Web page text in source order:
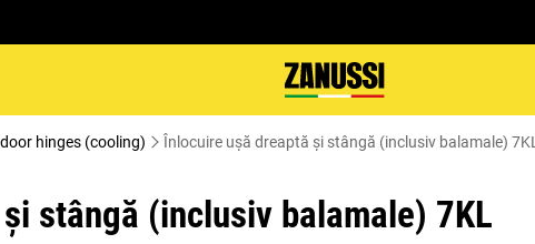
hinges (cooling) Înlocuire ușă dreaptă și stângă (inclusiv balamale) 7KL
stângă (inclusiv balamale) 7KL